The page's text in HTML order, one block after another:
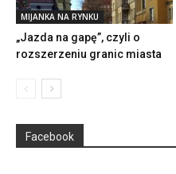
MIJANKA NA RYNKU
„Jazda na gapę”, czyli o
rozszerzeniu granic miasta
Facebook